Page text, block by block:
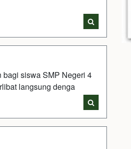
bagi siswa SMP Negeri 4
langsung denga